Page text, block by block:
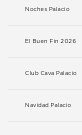
Noches Palacio
El Buen Fin 2026
Club Cava Palacio
Navidad Palacio